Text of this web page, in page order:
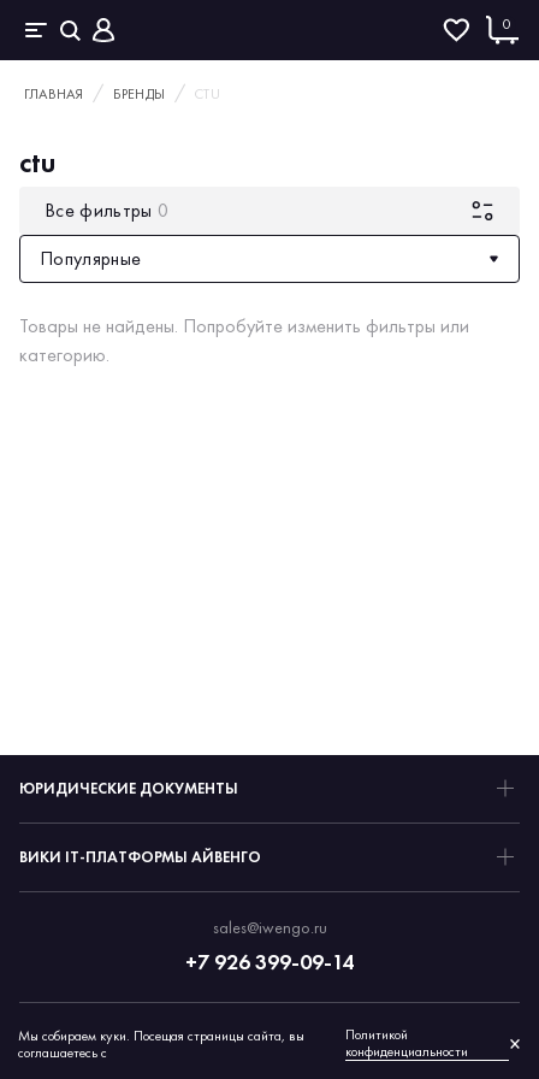
0
ГЛАВНАЯ БРЕНДЫ CTU
ctu
Все фильтры 0
Популярные
Товары не найдены. Попробуйте изменить фильтры или
категорию.
ЮРИДИЧЕСКИЕ ДОКУМЕНТЫ
ВИКИ IT-ПЛАТФОРМЫ АЙВЕНГО
sales@iwengo.ru
+7 926 399-09-14
© 2026 Айвенго
Мы собираем куки. Посещая страницы сайта, вы
соглашаетесь с
Политикой
конфиденциальности
×